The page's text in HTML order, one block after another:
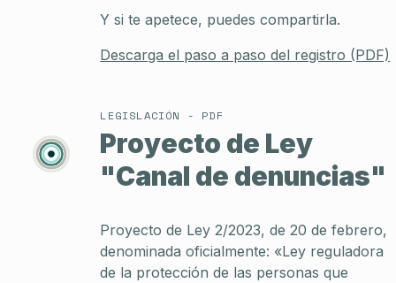
Y si te apetece, puedes compartirla.
Descarga el paso a paso del registro (PDF)
LEGISLACIÓN - PDF
Proyecto de Ley
"Canal de denuncias"
Proyecto de Ley 2/2023, de 20 de febrero,
denominada oficialmente: «Ley reguladora
de la protección de las personas que